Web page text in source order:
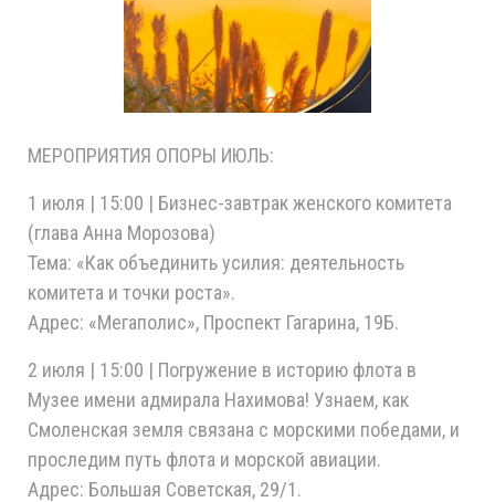
МЕРОПРИЯТИЯ ОПОРЫ ИЮЛЬ:
1 июля | 15:00 | Бизнес-завтрак женского комитета
(глава Анна Морозова)
Тема: «Как объединить усилия: деятельность
комитета и точки роста».
Адрес: «Мегаполис», Проспект Гагарина, 19Б.
2 июля | 15:00 | Погружение в историю флота в
Музее имени адмирала Нахимова! Узнаем, как
Смоленская земля связана с морскими победами, и
проследим путь флота и морской авиации.
Адрес: Большая Советская, 29/1.